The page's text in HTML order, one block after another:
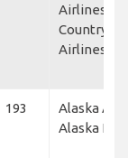
Airlines,
Country
Airlines,
193
Alaska
Alaska